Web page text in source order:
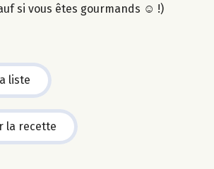
si vous êtes gourmands ☺ !)
liste
la recette